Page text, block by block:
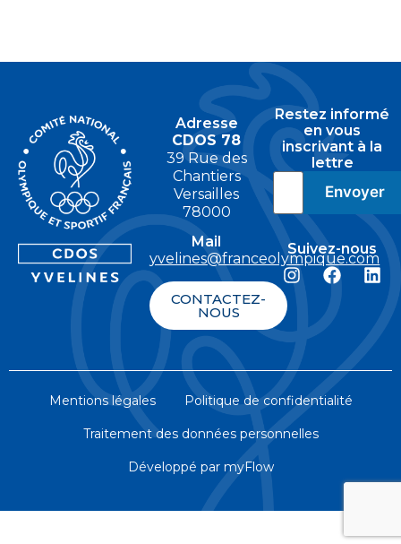
Adresse
CDOS 78
39 Rue des
Chantiers
Versailles
78000
Mail
yvelines@franceolympique.com
CONTACTEZ-
NOUS
Restez informé
en vous
inscrivant à la
lettre
Suivez-nous
Mentions légales Politique de confidentialité
Traitement des données personnelles
Développé par myFlow